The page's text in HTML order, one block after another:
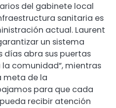
del gabinete local
sanitaria es
actual. Laurent
un sistema
días abra sus puertas
comunidad”, mientras
meta de la
para que cada
recibir atención